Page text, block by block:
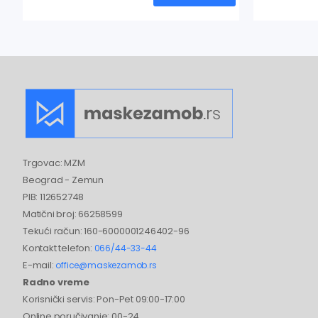
Trgovac: MZM
Beograd - Zemun
PIB: 112652748
Matični broj: 66258599
Tekući račun: 160-6000001246402-96
Kontakt telefon: 066/44-33-44
E-mail: office@maskezamob.rs
Radno vreme
Korisnički servis: Pon-Pet 09:00-17:00